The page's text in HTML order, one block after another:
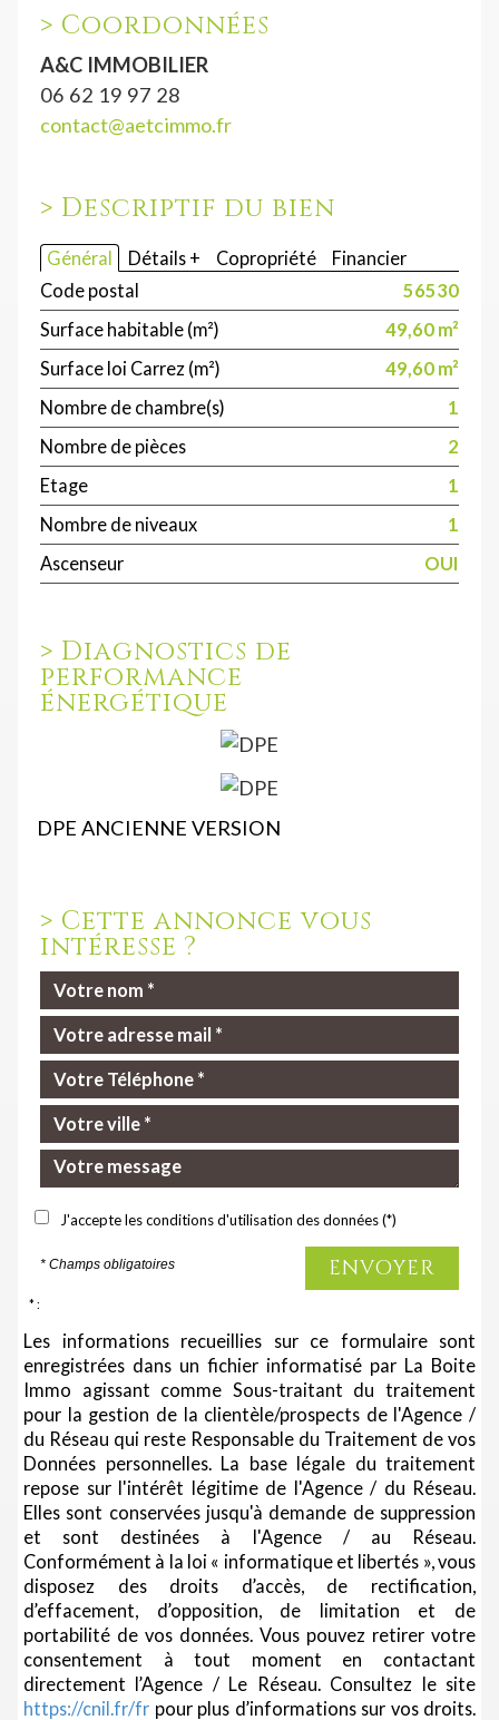
> Coordonnées
A&C IMMOBILIER
06 62 19 97 28
contact@aetcimmo.fr
> Descriptif du bien
Général Détails + Copropriété
Financier
Code postal
56530
Surface habitable (m²)
49,60 m²
Surface loi Carrez (m²)
49,60 m²
Nombre de chambre(s)
1
Nombre de pièces
2
Etage
1
Nombre de niveaux
1
Ascenseur
OUI
> Diagnostics de
performance
énergétique
DPE ANCIENNE VERSION
> Cette annonce vous
intéresse ?
J'accepte les conditions d'utilisation des données (*)
* Champs obligatoires ENVOYER
* :
Les informations recueillies sur ce formulaire sont
enregistrées dans un fichier informatisé par La Boite
Immo agissant comme Sous-traitant du traitement
pour la gestion de la clientèle/prospects de l'Agence /
du Réseau qui reste Responsable du Traitement de vos
Données personnelles. La base légale du traitement
repose sur l'intérêt légitime de l'Agence / du Réseau.
Elles sont conservées jusqu'à demande de suppression
et sont destinées à l'Agence / au Réseau.
Conformément à la loi « informatique et libertés », vous
disposez des droits d’accès, de rectification,
d’effacement, d’opposition, de limitation et de
portabilité de vos données. Vous pouvez retirer votre
consentement à tout moment en contactant
directement l’Agence / Le Réseau. Consultez le site
https://cnil.fr/fr pour plus d’informations sur vos droits.